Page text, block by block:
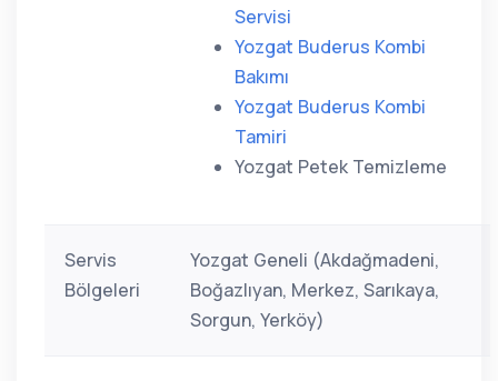
Servisi
Yozgat Buderus Kombi
Bakımı
Yozgat Buderus Kombi
Tamiri
Yozgat Petek Temizleme
Servis
Bölgeleri
Yozgat Geneli (Akdağmadeni,
Boğazlıyan, Merkez, Sarıkaya,
Sorgun, Yerköy)